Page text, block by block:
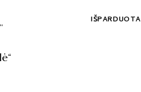
IŠPARDUOTA